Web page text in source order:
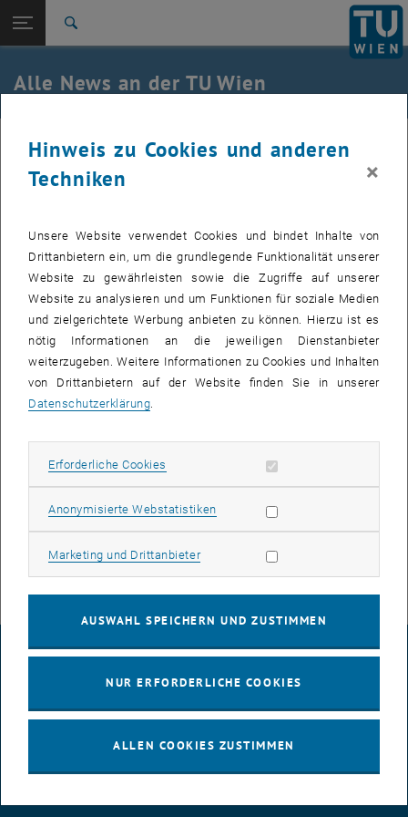
TU Login
Quicklinks
Quicklinks-Menü umschalten
Studium
Karriere
Zurück: Subseiten von TU Wien Startseite auflisten
Zurück zur letzten Ebene:
TU Wien Startseite
Übersicht
Alle News an der TU Wien
30. Januar 2024
Klimaorientierte und
ressourcenschonende
Raumentwicklung und Finanzausgleich
Zur Raumwirksamkeit des Finanzausgleichs unter
besonderer Berücksichtigung des ÖREK 2030, des
Klimaschutzes und des sparsamen Bodenverbrauchs
Weiterführende Links:
zum Finanzausgleich
Standard-Artikel: Bodenverbrauch eindämmen: Umwidmungen
sollten laut Experten "etwas kosten"
Ö1-Morgenjournal: TU-Studie: Anreizsystem für weniger
Bodenverbrauch
IMPRESSUM
BARRIEREFREIHEITSERKLÄRUNG
Hinweis zu Cookies und anderen
Techniken
×
Unsere Website verwendet Cookies und bindet Inhalte von
Drittanbietern ein, um die grundlegende Funktionalität unserer
Website zu gewährleisten sowie die Zugriffe auf unserer
Website zu analysieren und um Funktionen für soziale Medien
und zielgerichtete Werbung anbieten zu können. Hierzu ist es
nötig Informationen an die jeweiligen Dienstanbieter
weiterzugeben. Weitere Informationen zu Cookies und Inhalten
von Drittanbietern auf der Website finden Sie in unserer
Datenschutzerklärung.
Erforderliche Cookies Erforderliche Cookies zulassen
Anonymisierte WebstatistikenStatistik Cookies zulassen
Marketing und DrittanbieterMarketing Cookies zulassen
AUSWAHL SPEICHERN UND ZUSTIMMEN
NUR ERFORDERLICHE COOKIES
ALLEN COOKIES ZUSTIMMEN